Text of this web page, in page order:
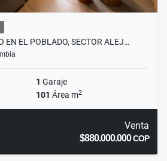
EN EL POBLADO, SECTOR ALEJ…
1 Garaje
101 Área m2
Venta
$880.000.000COP